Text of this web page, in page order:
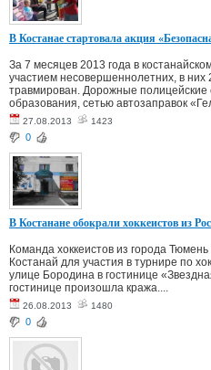
В Костанае стартовала акция
За 7 месяцев 2013 года в
участием несовершеннолетних, в них
травмирован. Дорожные
образования, сетью автозаправок
27.08.2013 1423
0
В Костанане обокрали хоккеистов из
Команда хоккеистов из города
Костанай для участия в турнире по
улице Бородина в гостинице
гостинице произошла кража....
26.08.2013 1480
0